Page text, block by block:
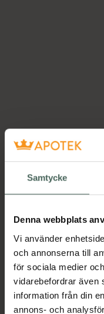
Samtycke
Denna webbplats
Vi använder
och annonserna till
för sociala medier
vidarebefordrar även
information från din
annons- och